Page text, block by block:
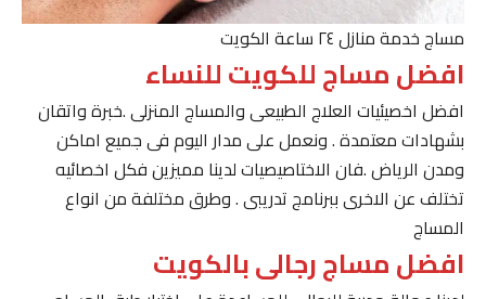
مساج خدمة منازل ٢٤ ساعة الكويت
افضل مساج للكويت للنساء
افضل اخصيئيات العلاج الطبيعى والمساج المنزلى .خبرة واتقان
بشهادات معتمدة . ونعمل على مدار اليوم فى جميع اماكن
ومدن الرياض .فان الاختاصيصيات لدينا مميزين فكل اخصائيه
تختلف عن الاخرى ببرنامج تدريبى . وطرق مختلفة من انواع
المساج
افضل مساج رجالى بالكويت